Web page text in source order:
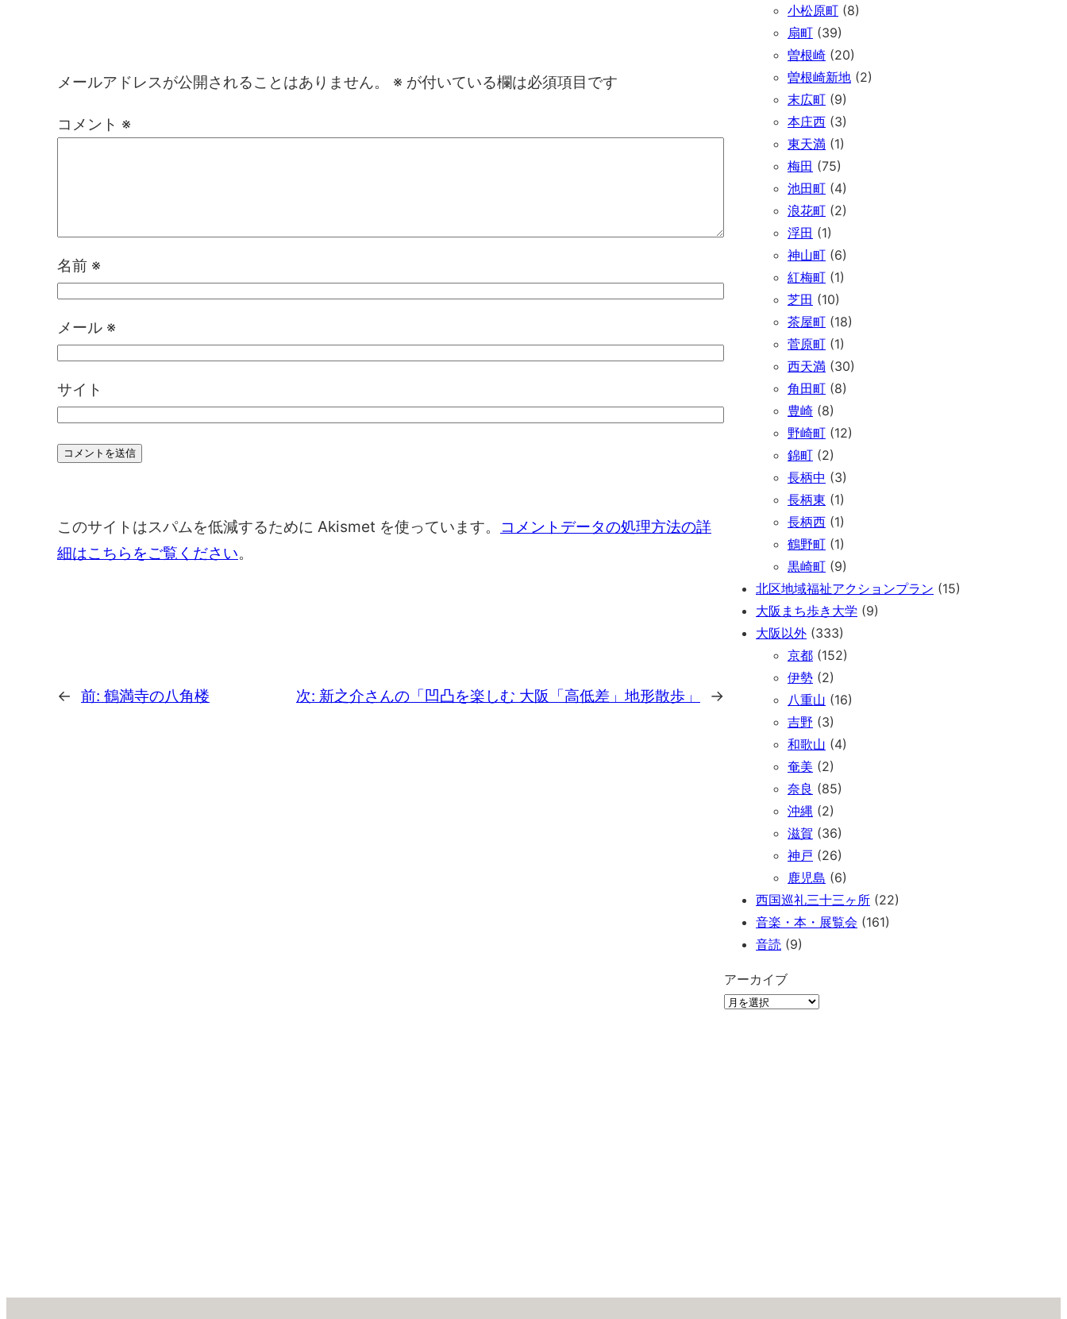
メールアドレスが公開されることはありません。 ※ が付いている欄は必須項目です
コメント ※
名前 ※
メール ※
サイト
このサイトはスパムを低減するために Akismet を使っています。
コメントデータの処理方法の詳
細はこちらをご覧ください。
← 前: 鶴満寺の八角楼 次: 新之介さんの「凹凸を楽しむ 大阪「高低差」地形散歩」 →
小松原町 (8)
扇町 (39)
曽根崎 (20)
曽根崎新地 (2)
末広町 (9)
本庄西 (3)
東天満 (1)
梅田 (75)
池田町 (4)
浪花町 (2)
浮田 (1)
神山町 (6)
紅梅町 (1)
芝田 (10)
茶屋町 (18)
菅原町 (1)
西天満 (30)
角田町 (8)
豊崎 (8)
野崎町 (12)
錦町 (2)
長柄中 (3)
長柄東 (1)
長柄西 (1)
鶴野町 (1)
黒崎町 (9)
北区地域福祉アクションプラン (15)
大阪まち歩き大学 (9)
大阪以外 (333)
京都 (152)
伊勢 (2)
八重山 (16)
吉野 (3)
和歌山 (4)
奄美 (2)
奈良 (85)
沖縄 (2)
滋賀 (36)
神戸 (26)
鹿児島 (6)
西国巡礼三十三ヶ所 (22)
音楽・本・展覧会 (161)
音読 (9)
アーカイブ